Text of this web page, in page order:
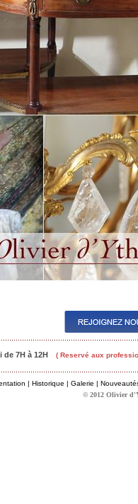
de 7H à 12H ( Reservé aux
| Historique | Galerie |
© 2012 Olivier